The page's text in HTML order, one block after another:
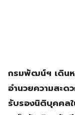
กรมพัฒน์ฯ เดินห
อำนวยความสะด
รับรองนิติบุคคล